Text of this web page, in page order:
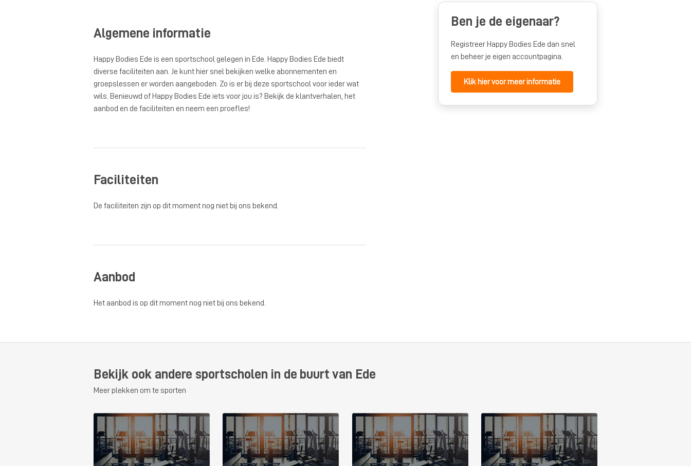
Algemene informatie
Happy Bodies Ede is een sportschool gelegen in Ede. Happy Bodies Ede biedt
diverse faciliteiten aan. Je kunt hier snel bekijken welke abonnementen en
groepslessen er worden aangeboden. Zo is er bij deze sportschool voor ieder wat
wils. Benieuwd of Happy Bodies Ede iets voor jou is? Bekijk de klantverhalen, het
aanbod en de faciliteiten en neem een proefles!
Faciliteiten
De faciliteiten zijn op dit moment nog niet bij ons bekend.
Aanbod
Het aanbod is op dit moment nog niet bij ons bekend.
Ben je de eigenaar?
Registreer Happy Bodies Ede dan snel
en beheer je eigen accountpagina.
Klik hier voor meer informatie
Bekijk ook andere sportscholen in de buurt van Ede
Meer plekken om te sporten